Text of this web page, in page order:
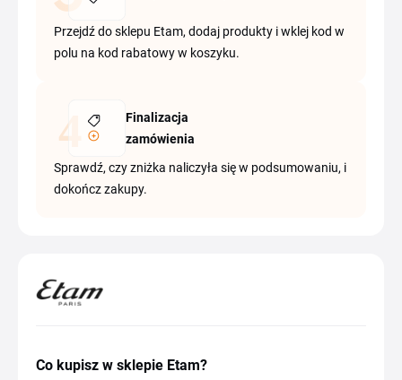
Przejdź do sklepu Etam, dodaj produkty i wklej kod w
polu na kod rabatowy w koszyku.
Finalizacja
zamówienia
Sprawdź, czy zniżka naliczyła się w podsumowaniu, i
dokończ zakupy.
Co kupisz w sklepie Etam?